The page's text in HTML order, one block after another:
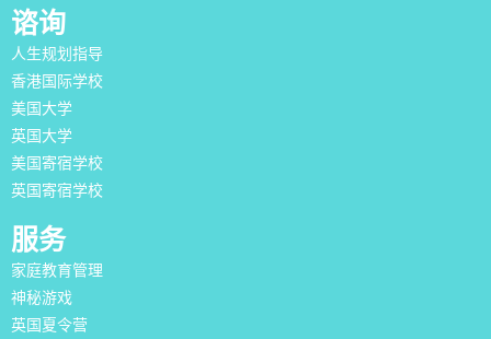
谘询
人生规划指导
香港国际学校
美国大学
英国大学
美国寄宿学校
英国寄宿学校
服务
家庭教育管理
神秘游戏
英国夏令营